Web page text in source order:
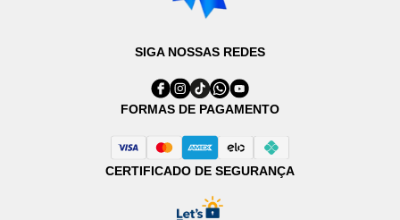
SIGA NOSSAS REDES
FORMAS DE PAGAMENTO
CERTIFICADO DE SEGURANÇA